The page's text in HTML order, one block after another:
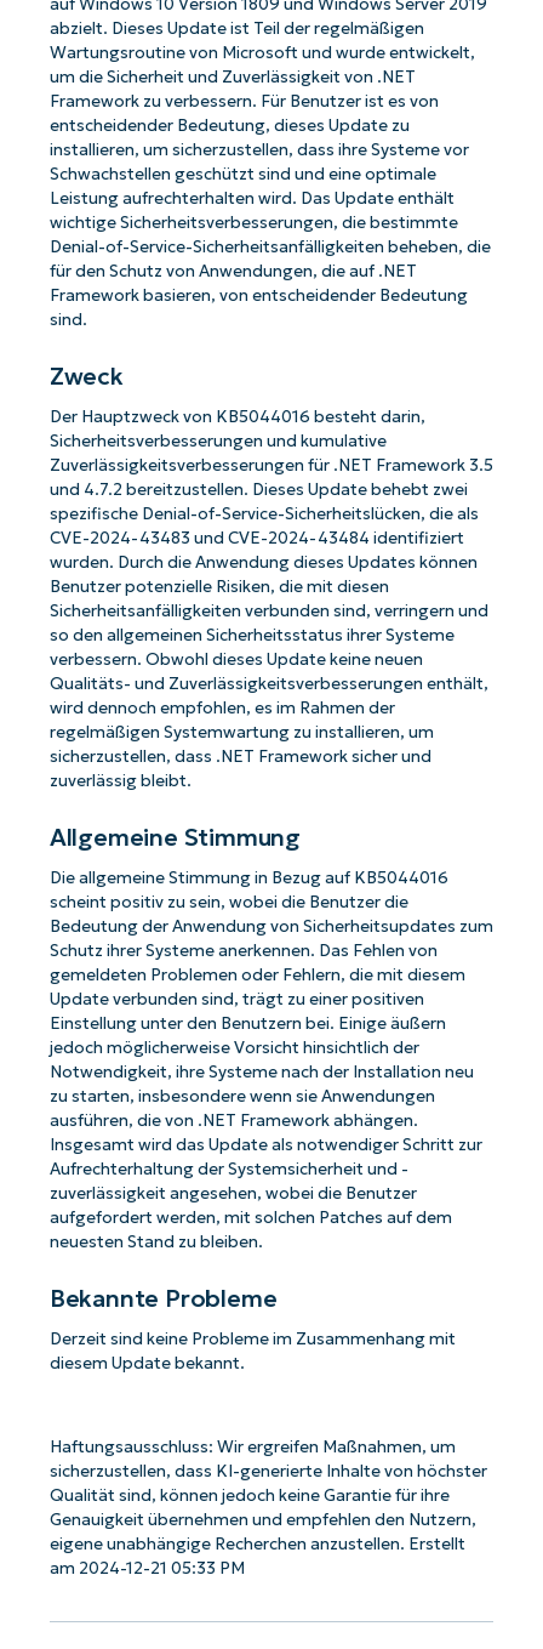
auf Windows 10 Version 1809 und Windows Server 2019
abzielt. Dieses Update ist Teil der regelmäßigen
Wartungsroutine von Microsoft und wurde entwickelt,
um die Sicherheit und Zuverlässigkeit von .NET
Framework zu verbessern. Für Benutzer ist es von
entscheidender Bedeutung, dieses Update zu
installieren, um sicherzustellen, dass ihre Systeme vor
Schwachstellen geschützt sind und eine optimale
Leistung aufrechterhalten wird. Das Update enthält
wichtige Sicherheitsverbesserungen, die bestimmte
Denial-of-Service-Sicherheitsanfälligkeiten beheben, die
für den Schutz von Anwendungen, die auf .NET
Framework basieren, von entscheidender Bedeutung
sind.
Zweck
Der Hauptzweck von KB5044016 besteht darin,
Sicherheitsverbesserungen und kumulative
Zuverlässigkeitsverbesserungen für .NET Framework 3.5
und 4.7.2 bereitzustellen. Dieses Update behebt zwei
spezifische Denial-of-Service-Sicherheitslücken, die als
CVE-2024-43483 und CVE-2024-43484 identifiziert
wurden. Durch die Anwendung dieses Updates können
Benutzer potenzielle Risiken, die mit diesen
Sicherheitsanfälligkeiten verbunden sind, verringern und
so den allgemeinen Sicherheitsstatus ihrer Systeme
verbessern. Obwohl dieses Update keine neuen
Qualitäts- und Zuverlässigkeitsverbesserungen enthält,
wird dennoch empfohlen, es im Rahmen der
regelmäßigen Systemwartung zu installieren, um
sicherzustellen, dass .NET Framework sicher und
zuverlässig bleibt.
Allgemeine Stimmung
Die allgemeine Stimmung in Bezug auf KB5044016
scheint positiv zu sein, wobei die Benutzer die
Bedeutung der Anwendung von Sicherheitsupdates zum
Schutz ihrer Systeme anerkennen. Das Fehlen von
gemeldeten Problemen oder Fehlern, die mit diesem
Update verbunden sind, trägt zu einer positiven
Einstellung unter den Benutzern bei. Einige äußern
jedoch möglicherweise Vorsicht hinsichtlich der
Notwendigkeit, ihre Systeme nach der Installation neu
zu starten, insbesondere wenn sie Anwendungen
ausführen, die von .NET Framework abhängen.
Insgesamt wird das Update als notwendiger Schritt zur
Aufrechterhaltung der Systemsicherheit und -
zuverlässigkeit angesehen, wobei die Benutzer
aufgefordert werden, mit solchen Patches auf dem
neuesten Stand zu bleiben.
Bekannte Probleme
Derzeit sind keine Probleme im Zusammenhang mit
diesem Update bekannt.
Haftungsausschluss: Wir ergreifen Maßnahmen, um
sicherzustellen, dass KI-generierte Inhalte von höchster
Qualität sind, können jedoch keine Garantie für ihre
Genauigkeit übernehmen und empfehlen den Nutzern,
eigene unabhängige Recherchen anzustellen. Erstellt
am 2024-12-21 05:33 PM